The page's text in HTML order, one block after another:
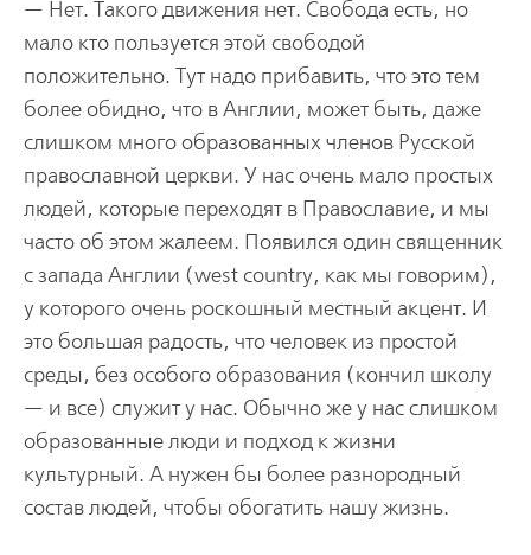
— Нет. Такого движения нет. Свобода есть, но
мало кто пользуется этой свободой
положительно. Тут надо прибавить, что это тем
более обидно, что в Англии, может быть, даже
слишком много образованных членов Русской
православной церкви. У нас очень мало простых
людей, которые переходят в Православие, и мы
часто об этом жалеем. Появился один священник
с запада Англии (west country, как мы говорим),
у которого очень роскошный местный акцент. И
это большая радость, что человек из простой
среды, без особого образования (кончил школу
— и все) служит у нас. Обычно же у нас слишком
образованные люди и подход к жизни
культурный. А нужен бы более разнородный
состав людей, чтобы обогатить нашу жизнь.